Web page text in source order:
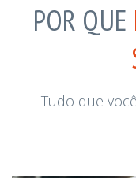
POR QUE
Tudo que